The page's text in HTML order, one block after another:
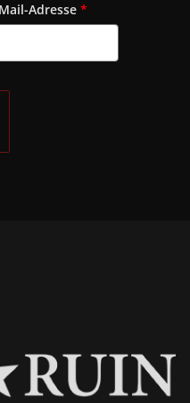
Adresse *
r